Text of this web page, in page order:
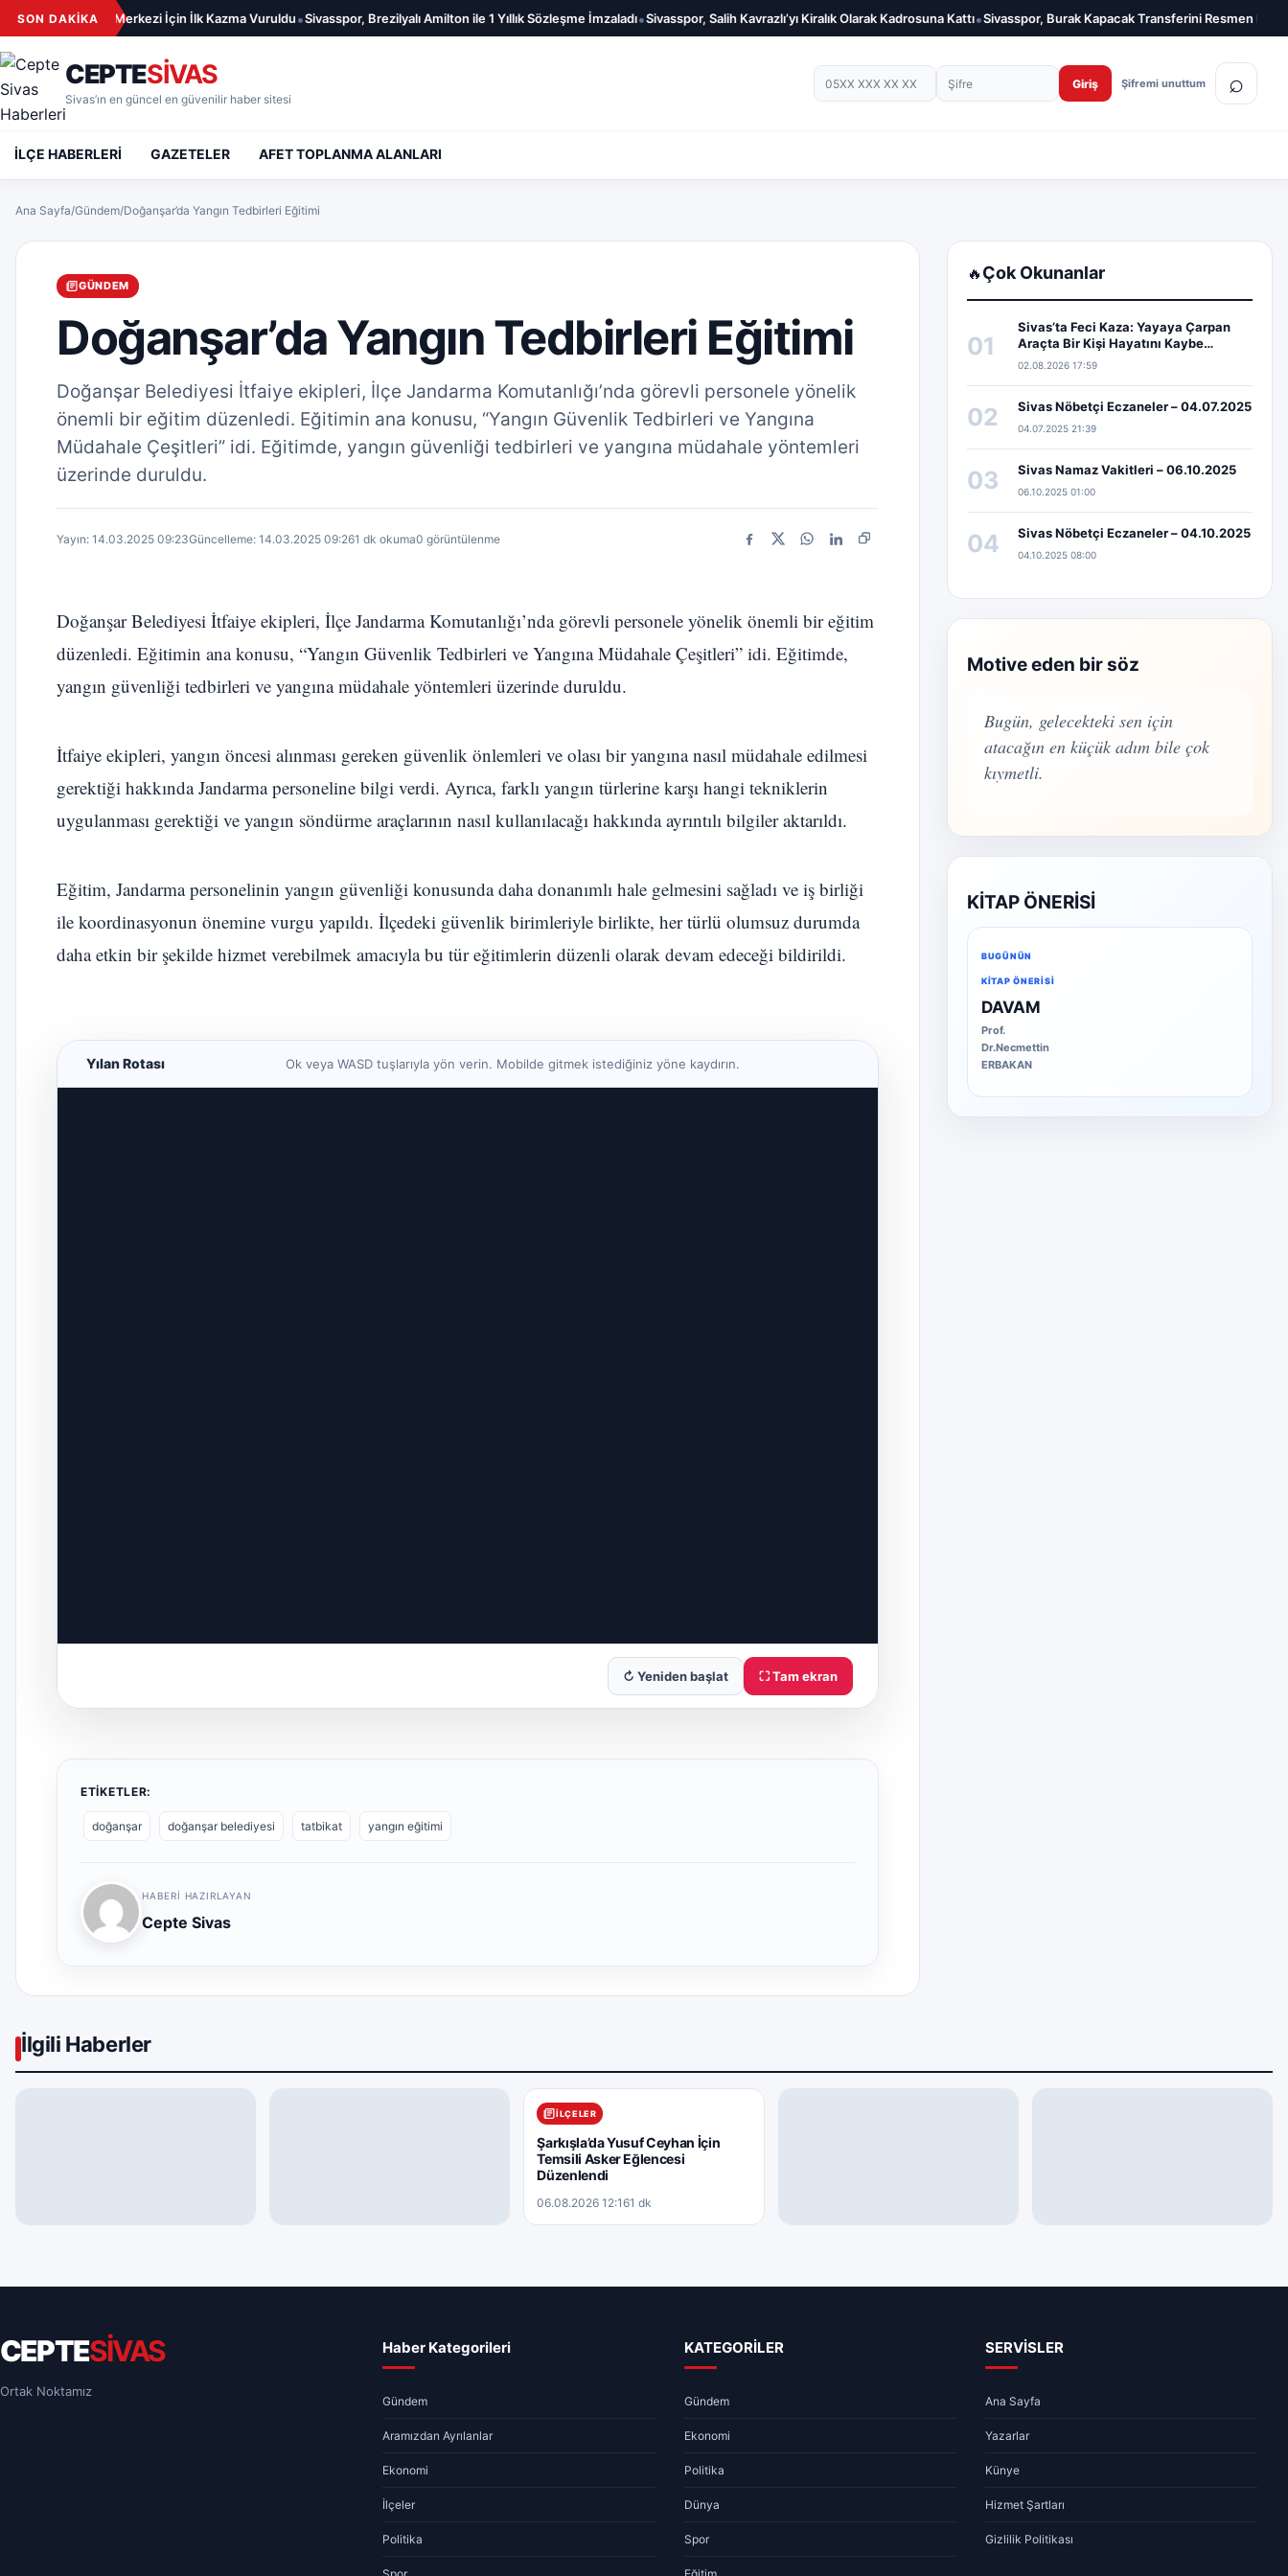
İçeriğe geç
SON DAKİKA
Aile Sağlığı Merkezi İçin İlk Kazma Vuruldu•Sivasspor, Brezilyalı Amilton ile 1 Yıllık Sözleşme İmzaladı•Sivasspor, Salih Kavrazlı’yı Kiralık Olarak Kadrosuna Kattı•Sivasspor, Burak Kapacak Transferini Resmen Duyurdu
CEPTESİVAS
Sivas’ın en güncel en güvenilir haber sitesi
Telefon numarası Şifre Giriş Şifremi unuttum ⌕
İLÇE HABERLERİ GAZETELER AFET TOPLANMA ALANLARI
Ana Sayfa/Gündem/Doğanşar’da Yangın Tedbirleri Eğitimi
GÜNDEM
Doğanşar’da Yangın Tedbirleri Eğitimi
Doğanşar Belediyesi İtfaiye ekipleri, İlçe Jandarma Komutanlığı’nda görevli personele yönelik
önemli bir eğitim düzenledi. Eğitimin ana konusu, “Yangın Güvenlik Tedbirleri ve Yangına
Müdahale Çeşitleri” idi. Eğitimde, yangın güvenliği tedbirleri ve yangına müdahale yöntemleri
üzerinde duruldu.
Yayın: 14.03.2025 09:23Güncelleme: 14.03.2025 09:261 dk okuma0 görüntülenme
Facebook
X WhatsApp
LinkedInBağlantıyı kopyala
Doğanşar Belediyesi İtfaiye ekipleri, İlçe Jandarma Komutanlığı’nda görevli personele yönelik önemli bir eğitim
düzenledi. Eğitimin ana konusu, “Yangın Güvenlik Tedbirleri ve Yangına Müdahale Çeşitleri” idi. Eğitimde,
yangın güvenliği tedbirleri ve yangına müdahale yöntemleri üzerinde duruldu.
İtfaiye ekipleri, yangın öncesi alınması gereken güvenlik önlemleri ve olası bir yangına nasıl müdahale edilmesi
gerektiği hakkında Jandarma personeline bilgi verdi. Ayrıca, farklı yangın türlerine karşı hangi tekniklerin
uygulanması gerektiği ve yangın söndürme araçlarının nasıl kullanılacağı hakkında ayrıntılı bilgiler aktarıldı.
Eğitim, Jandarma personelinin yangın güvenliği konusunda daha donanımlı hale gelmesini sağladı ve iş birliği
ile koordinasyonun önemine vurgu yapıldı. İlçedeki güvenlik birimleriyle birlikte, her türlü olumsuz durumda
daha etkin bir şekilde hizmet verebilmek amacıyla bu tür eğitimlerin düzenli olarak devam edeceği bildirildi.
Yılan Rotası Ok veya WASD tuşlarıyla yön verin. Mobilde gitmek istediğiniz yöne kaydırın.
↻ Yeniden başlat ⛶ Tam ekran
ETIKETLER:
doğanşar doğanşar belediyesi tatbikat yangın eğitimi
HABERI HAZIRLAYAN
Cepte Sivas
🔥 Çok Okunanlar
01
Sivas’ta Feci Kaza: Yayaya Çarpan
Araçta Bir Kişi Hayatını Kaybe…
02.08.2026 17:59
02 Sivas Nöbetçi Eczaneler – 04.07.2025
04.07.2025 21:39
03 Sivas Namaz Vakitleri – 06.10.2025
06.10.2025 01:00
04 Sivas Nöbetçi Eczaneler – 04.10.2025
04.10.2025 08:00
Motive eden bir söz
Bugün, gelecekteki sen için
atacağın en küçük adım bile çok
kıymetli.
KİTAP ÖNERİSİ
BUGÜNÜN
KITAP ÖNERISI
DAVAM
Prof.
Dr.Necmettin
ERBAKAN
İlgili Haberler
İLÇELER
Şarkışla’da Yusuf Ceyhan İçin
Temsili Asker Eğlencesi
Düzenlendi
06.08.2026 12:161 dk
CEPTESİVAS
Ortak Noktamız
Haber Kategorileri
Gündem
Aramızdan Ayrılanlar
Ekonomi
İlçeler
Politika
KATEGORİLER
Gündem
Ekonomi
Politika
Dünya
Spor
SERVİSLER
Ana Sayfa
Yazarlar
Künye
Hizmet Şartları
Gizlilik Politikası